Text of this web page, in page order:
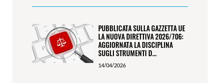
PUBBLICATA SULLA GAZZETTA UE
LA NUOVA DIRETTIVA 2026/706:
AGGIORNATA LA DISCIPLINA
SUGLI STRUMENTI D...
14/04/2026